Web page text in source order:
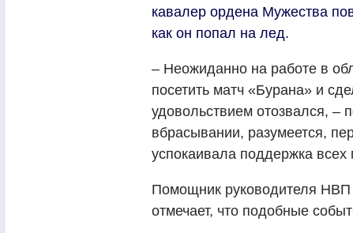
кавалер ордена Мужества
как он попал на лед.
– Неожиданно на работе в
посетить матч «Бурана» и
удовольствием отозвался,
вбрасывании, разумеется,
успокаивала поддержка всех
Помощник руководителя НВП
отмечает, что подобные